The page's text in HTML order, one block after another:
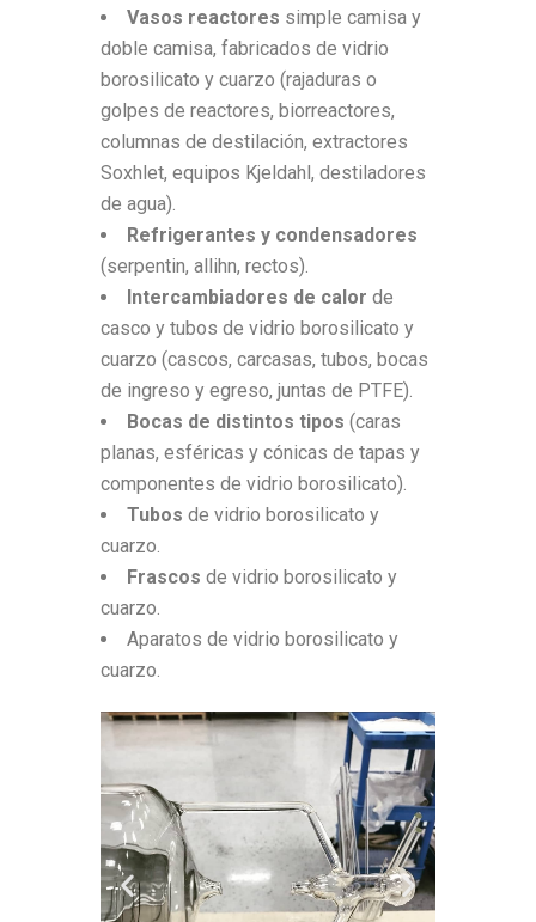
Vasos reactores simple camisa y
doble camisa, fabricados de vidrio
borosilicato y cuarzo (rajaduras o
golpes de reactores, biorreactores,
columnas de destilación, extractores
Soxhlet, equipos Kjeldahl, destiladores
de agua).
Refrigerantes y condensadores
(serpentin, allihn, rectos).
Intercambiadores de calor de
casco y tubos de vidrio borosilicato y
cuarzo (cascos, carcasas, tubos, bocas
de ingreso y egreso, juntas de PTFE).
Bocas de distintos tipos (caras
planas, esféricas y cónicas de tapas y
componentes de vidrio borosilicato).
Tubos de vidrio borosilicato y
cuarzo.
Frascos de vidrio borosilicato y
cuarzo.
Aparatos de vidrio borosilicato y
cuarzo.